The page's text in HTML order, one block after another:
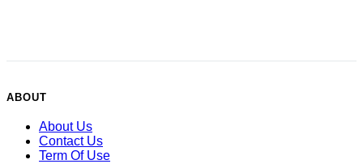
ABOUT
About Us
Contact Us
Term Of Use